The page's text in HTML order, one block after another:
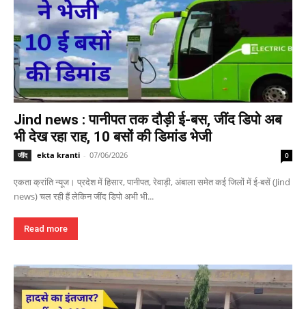
Jind news : पानीपत तक दौड़ी ई-बस, जींद डिपो अब
भी देख रहा राह, 10 बसों की डिमांड भेजी
जींद ekta kranti - 07/06/2026 0
एकता क्रांति न्यूज। प्रदेश में हिसार, पानीपत, रेवाड़ी, अंबाला समेत कई जिलों में ई-बसें (Jind
news) चल रही हैं लेकिन जींद डिपो अभी भी...
Read more